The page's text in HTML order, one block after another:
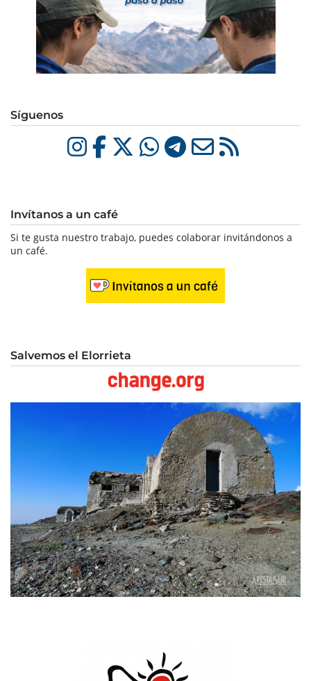
Síguenos
Invítanos a un café
Si te gusta nuestro trabajo, puedes colaborar invitándonos a
un café.
Salvemos el Elorrieta